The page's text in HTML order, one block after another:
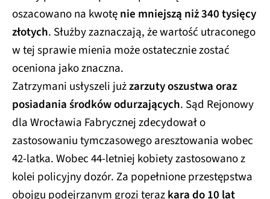
oszacowano na kwotęnie mniejszą niż 340 tysięcy
złotych . Służby zaznaczają, że wartość utraconego
w tej sprawie mienia może ostatecznie zostać
oceniona jako znaczna.
Zatrzymani usłyszeli jużzarzuty oszustwa oraz
posiadania środków odurzających . Sąd Rejonowy
dla Wrocławia Fabrycznej zdecydował o
zastosowaniu tymczasowego aresztowania wobec
42-latka. Wobec 44-letniej kobiety zastosowano z
kolei policyjny dozór. Za popełnione przestępstwa
obojgu podejrzanym grozi terazkara do 10 lat